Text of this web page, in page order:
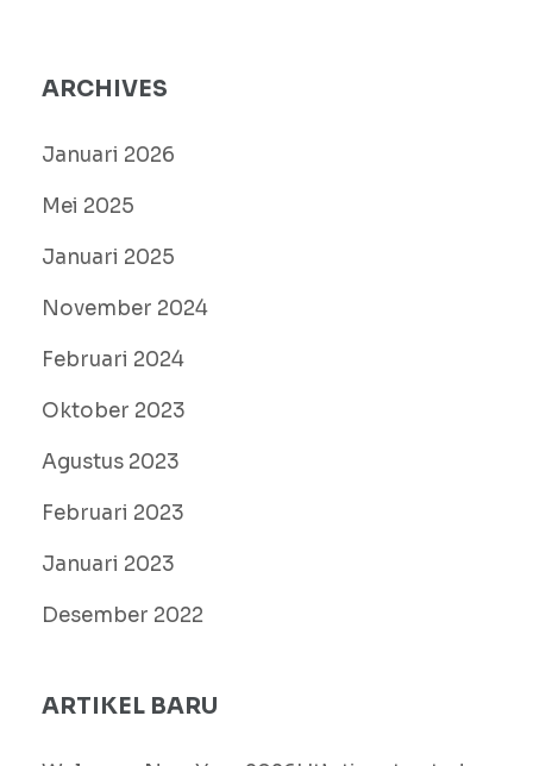
ARCHIVES
Januari 2026
Mei 2025
Januari 2025
November 2024
Februari 2024
Oktober 2023
Agustus 2023
Februari 2023
Januari 2023
Desember 2022
ARTIKEL BARU